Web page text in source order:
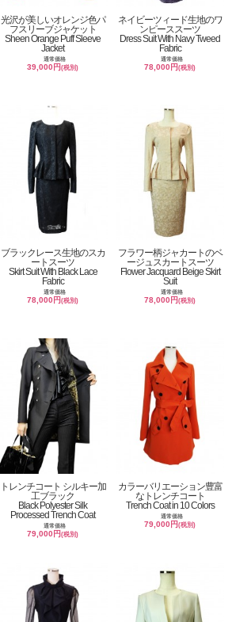
光沢が美しいオレンジ色パ
フスリーブジャケット
Sheen Orange Puff Sleeve
Jacket
通常価格
39,000円(税別)
ネイビーツィード生地のワ
ンピーススーツ
Dress Suit With Navy Tweed
Fabric
通常価格
78,000円(税別)
ブラックレース生地のスカ
ートスーツ
Skirt Suit With Black Lace
Fabric
通常価格
78,000円(税別)
フラワー柄ジャカートのベ
ージュスカートスーツ
Flower Jacquard Beige Skirt
Suit
通常価格
78,000円(税別)
トレンチコート シルキー加
工ブラック
Black Polyester Silk
Processed Trench Coat
通常価格
79,000円(税別)
カラーバリエーション豊富
なトレンチコート
Trench Coat in 10 Colors
通常価格
79,000円(税別)